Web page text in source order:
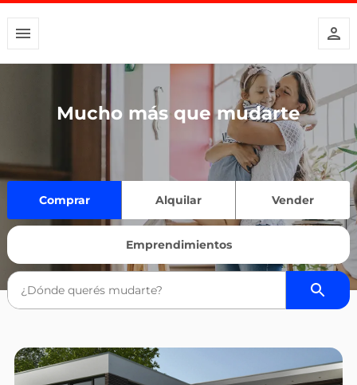
Mucho más que mudarte
Comprar Alquilar Vender
Emprendimientos